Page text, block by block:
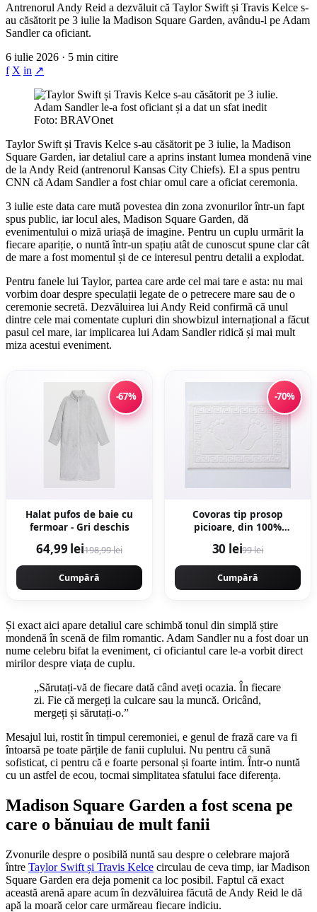
Antrenorul Andy Reid a dezvăluit că Taylor Swift și Travis Kelce s-
au căsătorit pe 3 iulie la Madison Square Garden, avându-l pe Adam
Sandler ca oficiant.
6 iulie 2026 · 5 min citire
f X in ↗
Foto: BRAVOnet
Taylor Swift și Travis Kelce s-au căsătorit pe 3 iulie, la Madison
Square Garden, iar detaliul care a aprins instant lumea mondenă vine
de la Andy Reid (antrenorul Kansas City Chiefs). El a spus pentru
CNN că Adam Sandler a fost chiar omul care a oficiat ceremonia.
3 iulie este data care mută povestea din zona zvonurilor într-un fapt
spus public, iar locul ales, Madison Square Garden, dă
evenimentului o miză uriașă de imagine. Pentru un cuplu urmărit la
fiecare apariție, o nuntă într-un spațiu atât de cunoscut spune clar cât
de mare a fost momentul și de ce interesul pentru detalii a explodat.
Pentru fanele lui Taylor, partea care arde cel mai tare e asta: nu mai
vorbim doar despre speculații legate de o petrecere mare sau de o
ceremonie secretă. Dezvăluirea lui Andy Reid confirmă că unul
dintre cele mai comentate cupluri din showbizul internațional a făcut
pasul cel mare, iar implicarea lui Adam Sandler ridică și mai mult
miza acestui eveniment.
-67%
Halat pufos de baie cu
fermoar - Gri deschis
64,99 lei198,99 lei
Cumpără
-70%
Covoras tip prosop
picioare, din 100%
pentru baie 50x70cm
30 lei99 lei
Cumpără
Și exact aici apare detaliul care schimbă tonul din simplă știre
mondenă în scenă de film romantic. Adam Sandler nu a fost doar un
nume celebru bifat la eveniment, ci oficiantul care le-a vorbit direct
mirilor despre viața de cuplu.
„Sărutați-vă de fiecare dată când aveți ocazia. În fiecare
zi. Fie că mergeți la culcare sau la muncă. Oricând,
mergeți și sărutați-o.”
Mesajul lui, rostit în timpul ceremoniei, e genul de frază care va fi
întoarsă pe toate părțile de fanii cuplului. Nu pentru că sună
sofisticat, ci pentru că e foarte personal și foarte intim. Într-o nuntă
cu un astfel de ecou, tocmai simplitatea sfatului face diferența.
Madison Square Garden a fost scena pe
care o bănuiau de mult fanii
Zvonurile despre o posibilă nuntă sau despre o celebrare majoră
între Taylor Swift și Travis Kelce circulau de ceva timp, iar Madison
Square Garden era deja pomenit ca loc posibil. Faptul că exact
această arenă apare acum în dezvăluirea făcută de Andy Reid le dă
apă la moară celor care urmăreau fiecare indiciu.